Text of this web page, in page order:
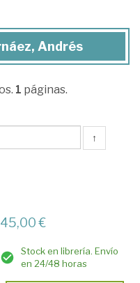
Andrés
1 páginas.
↑
45,00 €
Stock en librería. Envío
en 24/48 horas